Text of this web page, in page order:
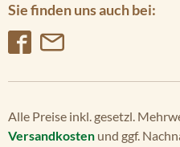
Sie finden uns auch bei:
Alle Preise inkl. gesetzl.
Versandkosten und ggf.